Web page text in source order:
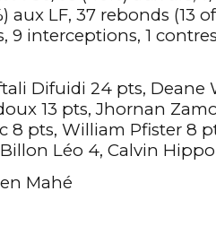
aux LF, 37 rebonds (13
9 interceptions, 1
Difuidi 24 pts, Deane
13 pts, Jhornan
8 pts, William Pfister 8
Léo 4, Calvin
Mahé